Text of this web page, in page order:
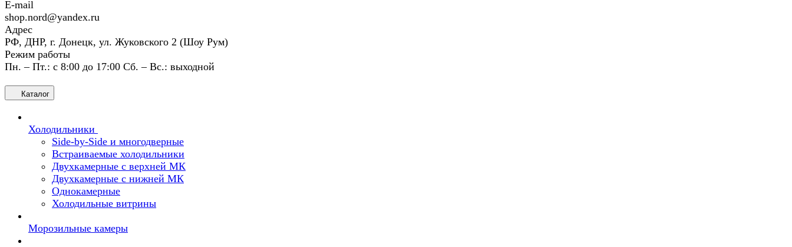
E-mail
shop.nord@yandex.ru
Адрес
РФ, ДНР, г. Донецк, ул. Жуковского 2 (Шоу Рум)
Режим работы
Пн. – Пт.: с 8:00 до 17:00 Сб. – Вс.: выходной
Каталог
Холодильники
Side-by-Side и многодверные
Встраиваемые холодильники
Двухкамерные с верхней МК
Двухкамерные с нижней МК
Однокамерные
Холодильные витрины
Морозильные камеры